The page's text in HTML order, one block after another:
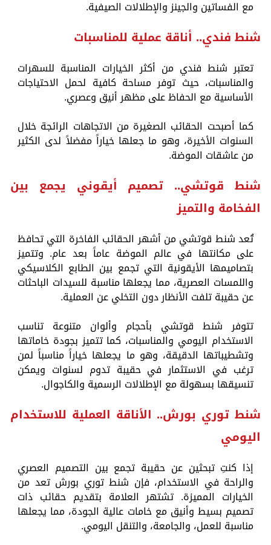
مع الفساتين والجينز والإطلالات الصيفية.
شنط فندي.. أناقة عملية للمناسبات
تعتبر شنط فندي من أكثر الخيارات المناسبة للسهرات
والمناسبات، حيث توفر مساحة كافية لحمل الاحتياجات
الأساسية مع الحفاظ على مظهر أنيق وعصري.
كما أصبحت الحقائب الصغيرة من الاتجاهات الرائجة خلال
السنوات الأخيرة، وهو ما جعلها خياراً مفضلاً لدى الكثير
من عاشقات الموضة.
شنط قوتشي.. تصميم أيقوني يجمع بين
الفخامة والتميز
تُعد شنط قوتشي من أشهر الحقائب الفاخرة التي تحافظ
على مكانتها في عالم الموضة عاماً بعد عام. وتتميز
بتصاميمها الأيقونية التي تجمع بين الطابع الكلاسيكي
واللمسات العصرية، مما يجعلها مناسبة للسيدات الباحثات
عن حقيبة تلفت الأنظار دون التخلي عن العملية.
تتوفر شنط قوتشي بأحجام وألوان متنوعة تناسب
الاستخدام اليومي والمناسبات، كما تتميز بجودة خاماتها
وتشطيباتها الدقيقة، وهو ما يجعلها خياراً مناسباً لمن
ترغب في الاستثمار في حقيبة تدوم لسنوات ويمكن
تنسيقها بسهولة مع الإطلالات الرسمية والكاجوال.
شنط توري بورش.. الأناقة العملية للاستخدام
اليومي
إذا كنتِ تبحثين عن حقيبة تجمع بين التصميم العصري
والراحة في الاستخدام، فإن شنط توري بورش تعد من
الخيارات المميزة. تشتهر العلامة بتقديم حقائب ذات
تصميم بسيط وأنيق مع خامات عالية الجودة، مما يجعلها
مناسبة للعمل، والجامعة، والتنقل اليومي.